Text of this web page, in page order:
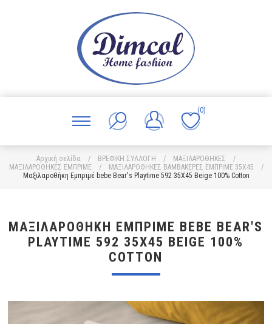
(0)
Αρχική σελίδα / ΒΡΕΦΙΚΗ ΣΥΛΛΟΓΗ / ΜΑΞΙΛΑΡΟΘΗΚΕΣ
/
ΜΑΞΙΛΑΡΟΘΗΚΕΣ ΕΜΠΡΙΜΕ
/ ΜΑΞΙΛΑΡΟΘΗΚΕΣ ΒΑΜΒΑΚΕΡΕΣ ΕΜΠΡΙΜΕ 35X45
/
Μαξιλαροθήκη Εμπριμέ bebe Bear's Playtime 592 35X45 Beige 100% Cotton
ΜΑΞΙΛΑΡΟΘΉΚΗ ΕΜΠΡΙΜΈ BEBE BEAR'S
PLAYTIME 592 35X45 BEIGE 100%
COTTON